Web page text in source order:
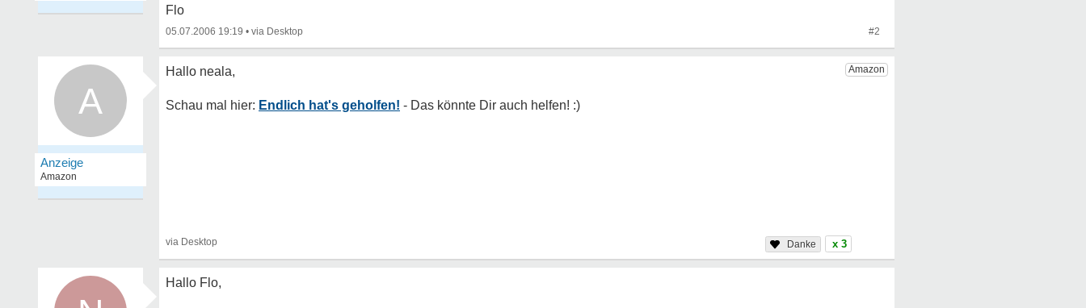
Flo
05.07.2006 19:19 • #2
A Endlich hat's geholfen!
x 3
Hallo Flo,